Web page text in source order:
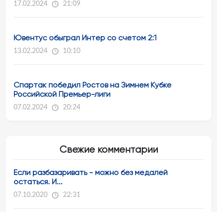
17.02.2024 21:09
Ювентус обыграл Интер со счетом 2:1
13.02.2024 10:10
Спартак победил Ростов на Зимнем Кубке
Российской Премьер-лиги
07.02.2024 20:24
Свежие комментарии
Если разбазаривать - можно без медалей
остаться. И...
07.10.2020 22:31